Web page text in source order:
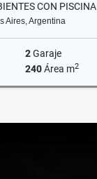
CON PISCINA
Aires, Argentina
2Garaje
240Área m2
US$265,000